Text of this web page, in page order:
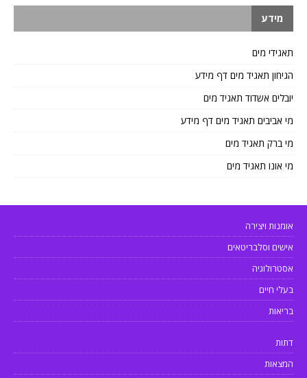
מידע
תאגידי מים
הגיחון תאגיד מים דף מידע
יובלים אשדוד תאגיד מים
מי אביבים תאגיד מים דף מידע
מי ברק תאגיד מים
מי אונו תאגיד מים
אומנות ויצירה
אישים וסלבריטאים
אסטרולוגיה
בעלי חיים
בריאות
דתות
המצאות